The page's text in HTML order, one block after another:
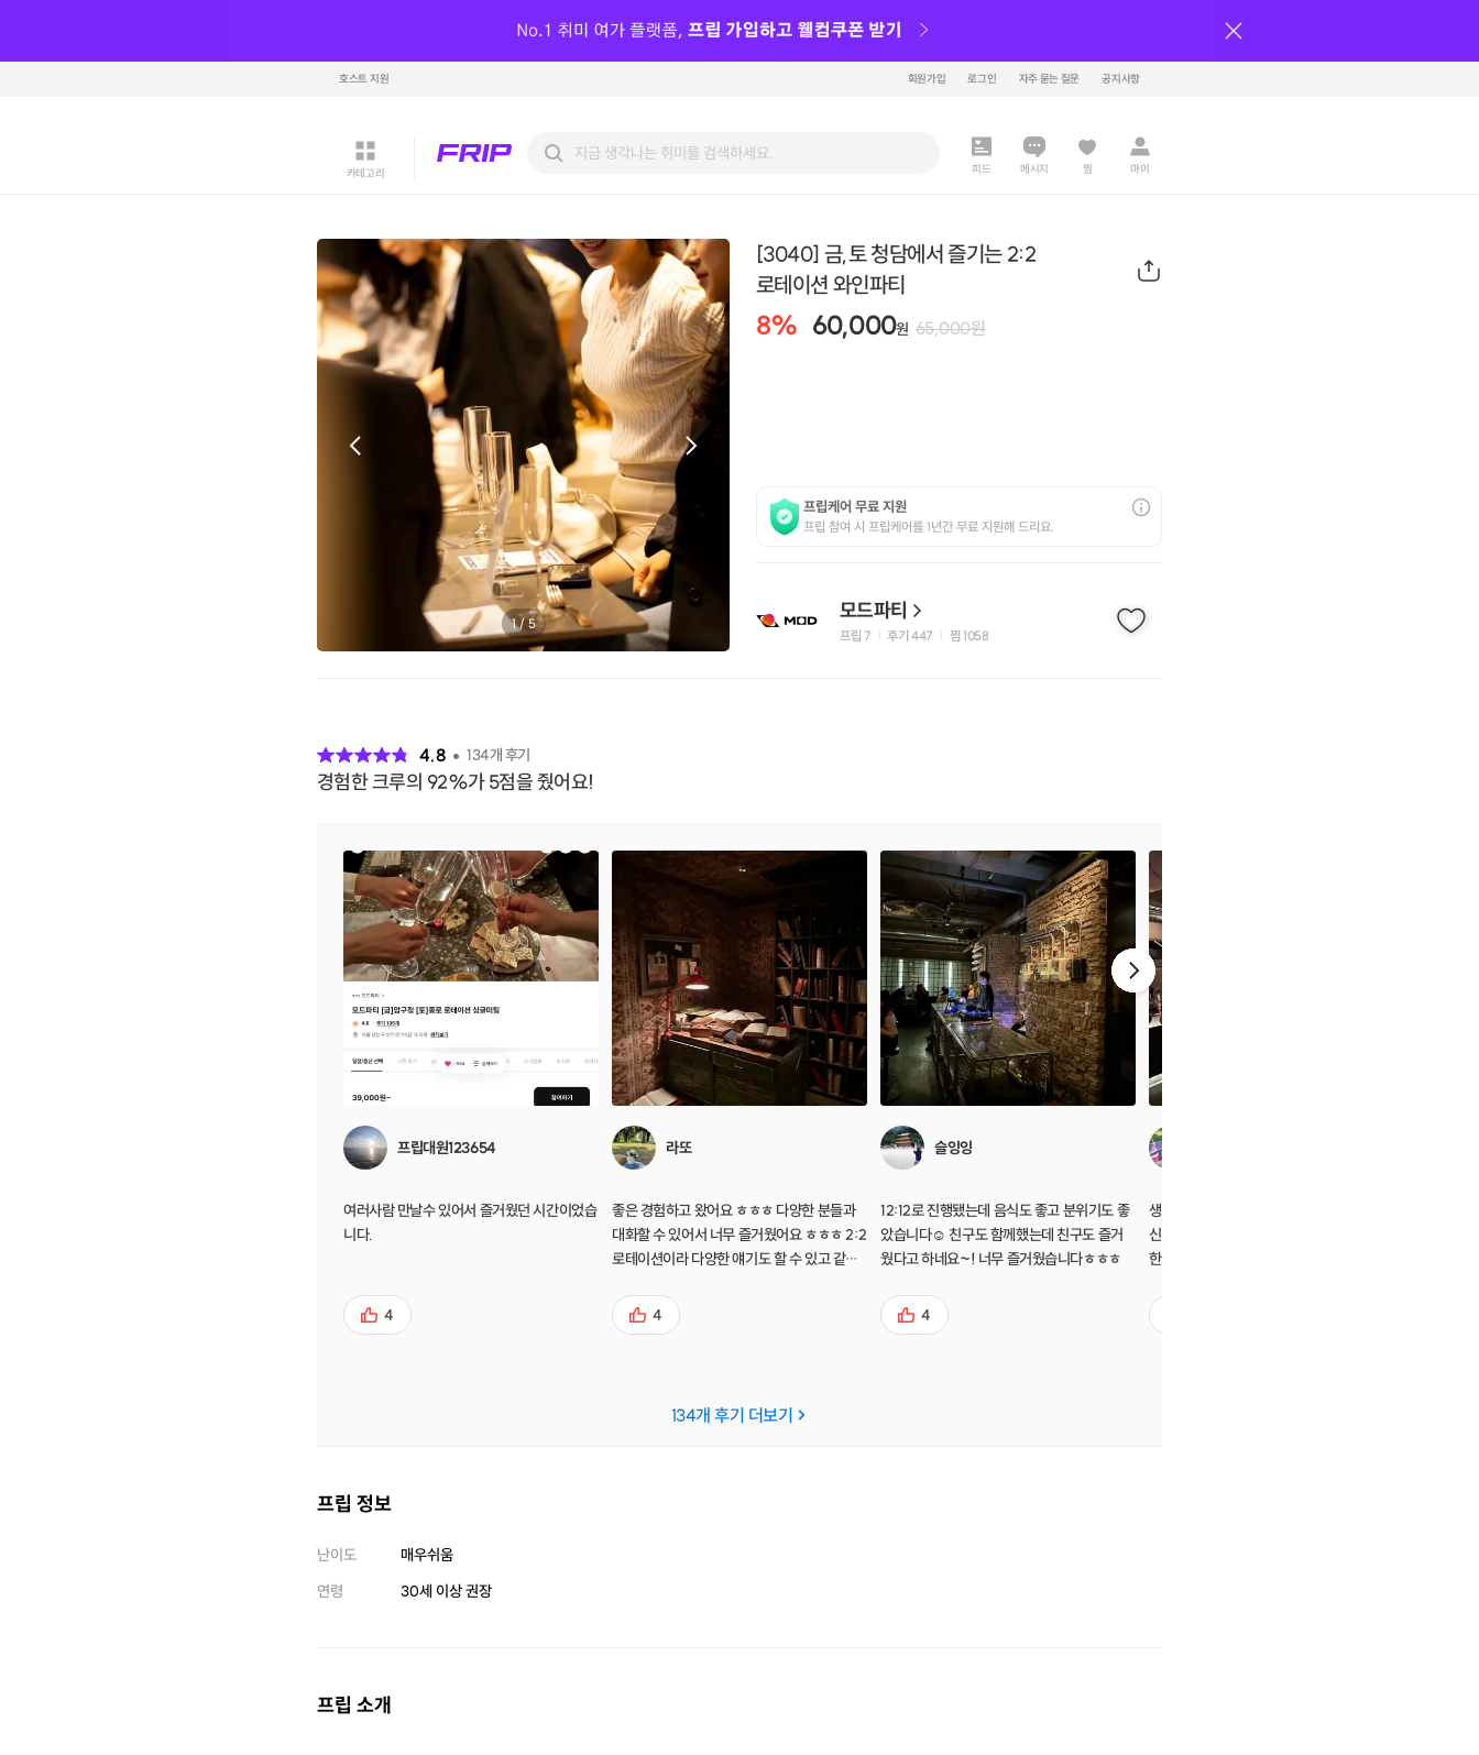
호스트 지원 회원가입 로그인 자주 묻는 질문 공지사항
카테고리 피드 메시지 찜 마이
1/5
[3040] 금,토 청담에서 즐기는 2:2
로테이션 와인파티
8% 60,000원 65,000원
프립케어 무료 지원
프립 참여 시 프립케어를 1년간 무료 지원해 드리요.
모드파티
프립 7 후기 447 찜 1058
4.8 134개 후기
경험한 크루의 92%가 5점을 줬어요!
프립대원123654
여러사람 만날수 있어서 즐거웠던 시간이었습
니다.
4
라또
좋은 경험하고 왔어요 ㅎㅎㅎ 다양한 분들과
대화할 수 있어서 너무 즐거웠어요 ㅎㅎㅎ 2:2
로테이션이라 다양한 얘기도 할 수 있고 같은
대화시간은 적당한 것같고 다양한 분들과 얘
기할 수 있어서 좋았습니다! 잔잔하게 서로를
험했고 다음에도 또 참여 예정이에요 ㅎㅎㅎ!!
4
슬잉잉
12:12로 진행됐는데 음식도 좋고 분위기도 좋
았습니다☺ 친구도 함께했는데 친구도 즐거
웠다고 하네요~! 너무 즐거웠습니다ㅎㅎㅎ
4
생각보다 더 좋은 시간보내고 왔어요~ 처음에
신청할까 망설였었는데 막상 가서 여러 다양
한 분들을 만나보니 참 신선하고 재미있는 경
라 개인취저인 파티였네요. 비슷한 루틴의 일
상속에서 활력을 주는 모임이었어요! 덕분에
134개 후기 더보기
프립 정보
난이도
매우쉬움
연령
30세 이상 권장
프립 소개